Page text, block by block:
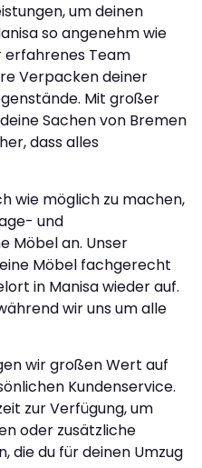
um deinen
so angenehm wie
erfahrenes Team
Verpacken deiner
Mit großer
Sachen von Bremen
dass alles
wie möglich zu machen,
und
Möbel an. Unser
Möbel fachgerecht
in Manisa wieder auf.
wir uns um alle
wir großen Wert auf
Kundenservice.
zur Verfügung, um
oder zusätzliche
die du für deinen Umzug